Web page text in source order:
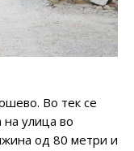
Во тек се
на улица во
од 80 метри и